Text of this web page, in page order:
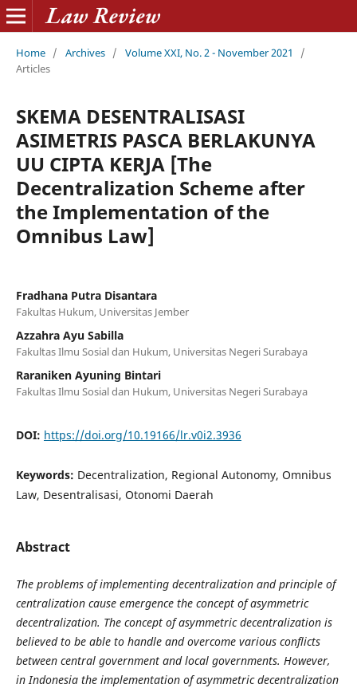
Home / Archives / Volume XXI, No. 2 - November 2021
/
Articles
SKEMA DESENTRALISASI
ASIMETRIS PASCA BERLAKUNYA
UU CIPTA KERJA [The
Decentralization Scheme after
the Implementation of the
Omnibus Law]
Fradhana Putra Disantara
Fakultas Hukum, Universitas Jember
Azzahra Ayu Sabilla
Fakultas Ilmu Sosial dan Hukum, Universitas Negeri Surabaya
Raraniken Ayuning Bintari
Fakultas Ilmu Sosial dan Hukum, Universitas Negeri Surabaya
DOI: https://doi.org/10.19166/lr.v0i2.3936
Keywords: Decentralization, Regional Autonomy, Omnibus
Law, Desentralisasi, Otonomi Daerah
Abstract
The problems of implementing decentralization and principle of
centralization cause emergence the concept of asymmetric
decentralization. The concept of asymmetric decentralization is
believed to be able to handle and overcome various conflicts
between central government and local governments. However,
in Indonesia the implementation of asymmetric decentralization